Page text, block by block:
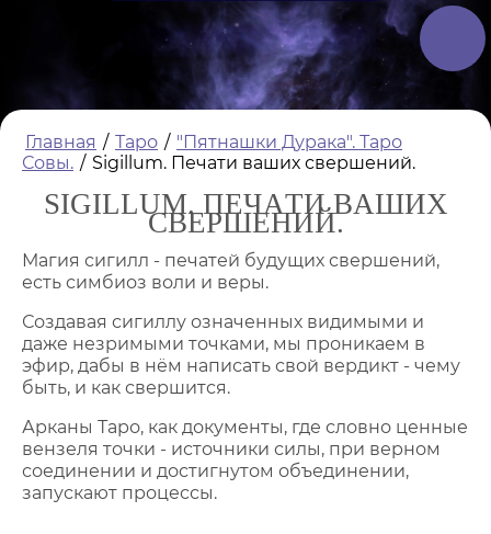
Главная / Таро / "Пятнашки Дурака". Таро
Совы. / Sigillum. Печати ваших свершений.
SIGILLUM. ПЕЧАТИ ВАШИХ
СВЕРШЕНИЙ.
Магия сигилл - печатей будущих свершений,
есть симбиоз воли и веры.
Создавая сигиллу означенных видимыми и
даже незримыми точками, мы проникаем в
эфир, дабы в нём написать свой вердикт - чему
быть, и как свершится.
Арканы Таро, как документы, где словно ценные
вензеля точки - источники силы, при верном
соединении и достигнутом объединении,
запускают процессы.